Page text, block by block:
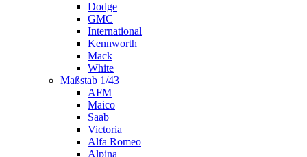
Dodge
GMC
International
Kennworth
Mack
White
Maßstab 1/43
AFM
Maico
Saab
Victoria
Alfa Romeo
Alpina